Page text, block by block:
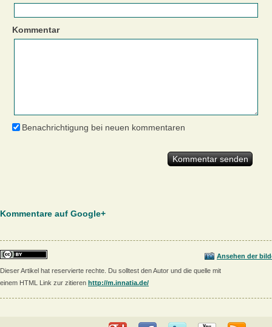
Kommentar
Benachrichtigung bei neuen kommentaren
Kommentare auf Google+
Ansehen der
Dieser Artikel hat reservierte rechte. Du solltest den Autor und die quelle mit
einem HTML Link zur zitieren http://m.innatia.de/